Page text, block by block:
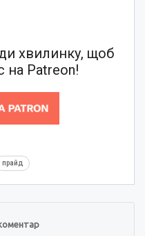
хвилинку, щоб
на Patreon!
прайд